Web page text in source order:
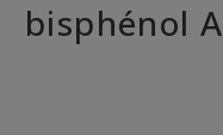
bisphénol A